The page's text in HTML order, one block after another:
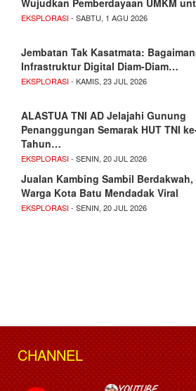
EKSPLORASI- SABTU, 1 AGU 2026
Jembatan Tak Kasatmata:
Infrastruktur Digital Diam-Diam…
EKSPLORASI- KAMIS, 23 JUL 2026
ALASTUA TNI AD Jelajahi Gunung
Penanggungan Semarak HUT TNI
Tahun…
EKSPLORASI- SENIN, 20 JUL 2026
Jualan Kambing Sambil Berdakwah,
Warga Kota Batu Mendadak Viral
EKSPLORASI- SENIN, 20 JUL 2026
CHANNEL